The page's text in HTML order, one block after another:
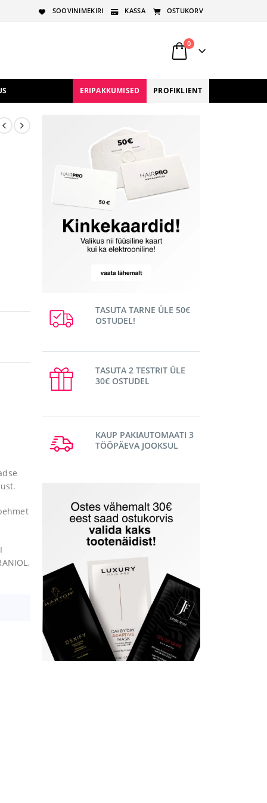
SOOVINIMEKIRI KASSA OSTUKORV
0
ERIPAKKUMISED PROFIKLIENT
TASUTA TARNE ÜLE 50€
OSTUDEL!
TASUTA 2 TESTRIT ÜLE
30€ OSTUDEL
KAUP PAKIAUTOMAATI 3
TÖÖPÄEVA JOOKSUL